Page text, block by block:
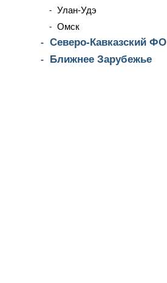
Улан-Удэ
Омск
Северо-Кавказский ФО
Ближнее Зарубежье